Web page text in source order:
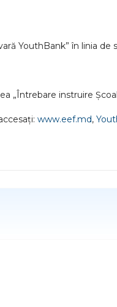
YouthBank” în linia de
„Întrebare instruire
www.eef.md,